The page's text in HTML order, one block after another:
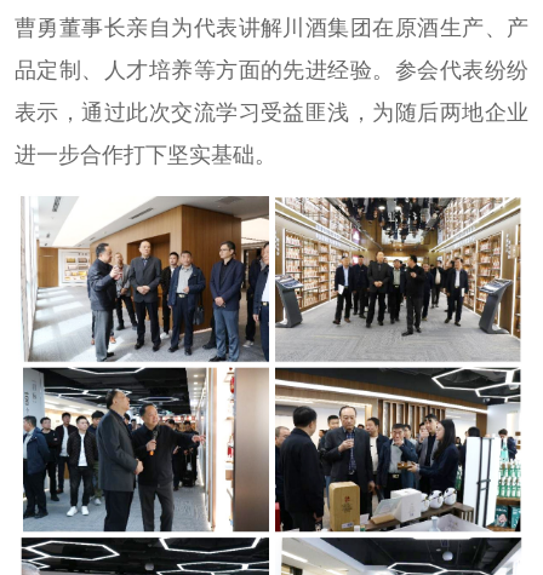
曹勇董事长亲自为代表讲解川酒集团在原酒生产、产
品定制、人才培养等方面的先进经验。参会代表纷纷
表示，通过此次交流学习受益匪浅，为随后两地企业
进一步合作打下坚实基础。